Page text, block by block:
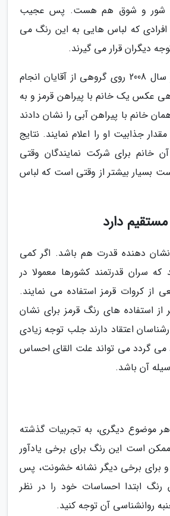
و شور و شوق هم هست. پس عجیب
که لباس هایی به این رنگ می
دیگران قرار می گیرند.
در مطالعه ای که در سال 2008 روی گروهی از آقایان انجام
عکس یک خانم با پیراهن قرمز و به
خانم با پیراهن آبی را نشان دادند
جذابیت او را اعلام نمایند. نتایج
خانم برای شرکت نمایندگان وقتی
بسیار بیشتر از وقتی است که لباس
دارد
دهنده قدرت هم باشد. اگر کمی
سران قدرتمند کشورها معمولا در
کروات قرمز استفاده می نمایند.
استفاده های رنگ قرمز برای نشان
اعتقاد دارند جلب توجه زیادی
می گردد می تواند علت القای احساس
آن باشد.
موضوع دیگری، به تجربیات گذشته
است این رنگ برای برخی یادآور
و برای برخی دیگر نشانه خشونت، پس
رنگ ابتدا احساسات خود را در نظر
روانشناسی آن توجه کنید.